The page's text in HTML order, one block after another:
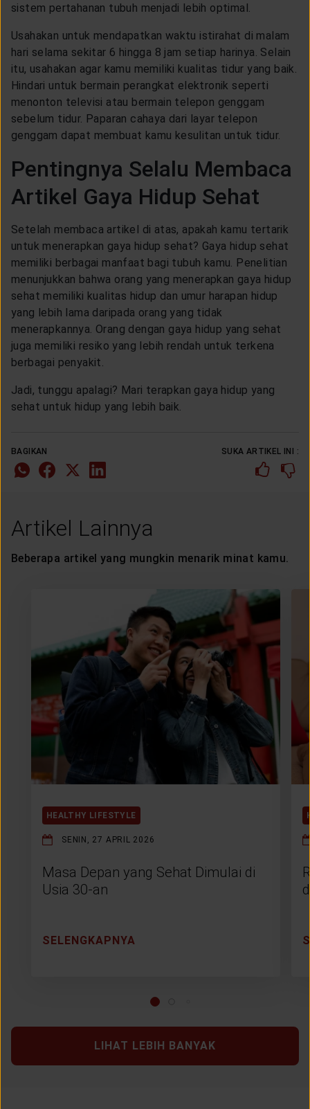
sistem pertahanan tubuh menjadi lebih optimal.
Usahakan untuk mendapatkan waktu istirahat di malam
hari selama sekitar 6 hingga 8 jam setiap harinya. Selain
itu, usahakan agar kamu memiliki kualitas tidur yang baik.
Hindari untuk bermain perangkat elektronik seperti
menonton televisi atau bermain telepon genggam
sebelum tidur. Paparan cahaya dari layar telepon
genggam dapat membuat kamu kesulitan untuk tidur.
Pentingnya Selalu Membaca
Artikel Gaya Hidup Sehat
Setelah membaca artikel di atas, apakah kamu tertarik
untuk menerapkan gaya hidup sehat? Gaya hidup sehat
memiliki berbagai manfaat bagi tubuh kamu. Penelitian
menunjukkan bahwa orang yang menerapkan gaya hidup
sehat memiliki kualitas hidup dan umur harapan hidup
yang lebih lama daripada orang yang tidak
menerapkannya. Orang dengan gaya hidup yang sehat
juga memiliki resiko yang lebih rendah untuk terkena
berbagai penyakit.
Jadi, tunggu apalagi? Mari terapkan gaya hidup yang
sehat untuk hidup yang lebih baik.
BAGIKAN SUKA ARTIKEL INI :
Artikel Lainnya
Beberapa artikel yang mungkin menarik minat kamu.
HEALTHY LIFESTYLE
SENIN, 27 APRIL 2026
Masa Depan yang Sehat Dimulai di
Usia 30-an
SELENGKAPNYA
LIHAT LEBIH BANYAK